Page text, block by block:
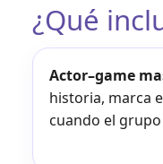
¿Qué
Actor–game
historia, marca
cuando el